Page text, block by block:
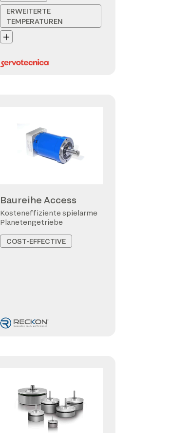
ERWEITERTE
TEMPERATUREN
Baureihe Access
Kosteneffiziente spielarme
Planetengetriebe
COST-EFFECTIVE